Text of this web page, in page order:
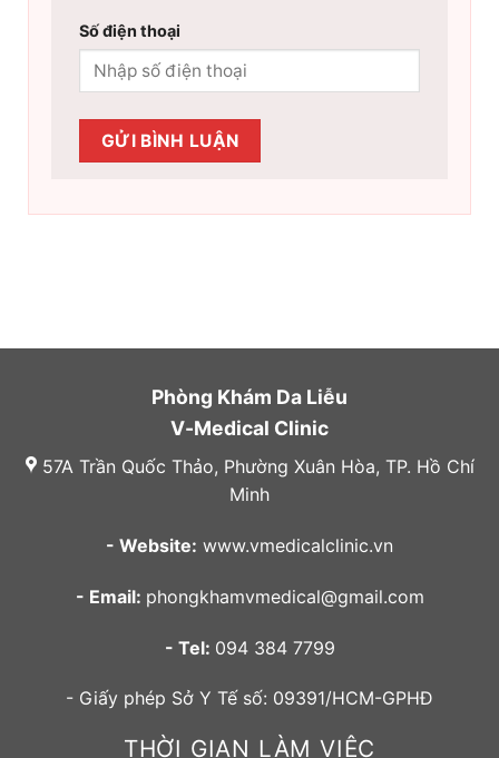
Số điện thoại
Phòng Khám Da Liễu
V-Medical Clinic
57A Trần Quốc Thảo, Phường Xuân Hòa, TP. Hồ Chí
Minh
- Website: www.vmedicalclinic.vn
- Email: phongkhamvmedical@gmail.com
- Tel: 094 384 7799
- Giấy phép Sở Y Tế số: 09391/HCM-GPHĐ
THỜI GIAN LÀM VIỆC